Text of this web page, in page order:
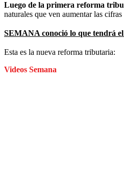
Luego de la primera reforma
naturales que ven aumentar las
SEMANA conoció lo que tendrá
Esta es la nueva reforma tributaria:
Videos Semana